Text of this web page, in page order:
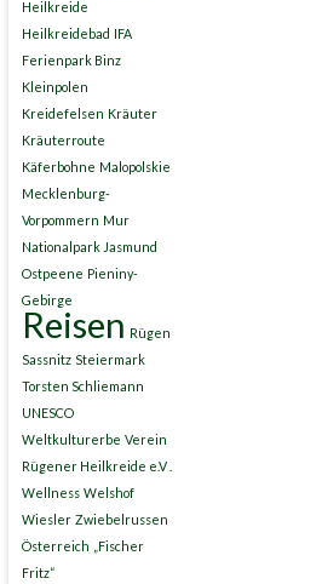
Heilkreide
Heilkreidebad IFA
Ferienpark Binz
Kleinpolen
Kreidefelsen Kräuter
Kräuterroute
Käferbohne Malopolskie
Mecklenburg-
Vorpommern Mur
Nationalpark Jasmund
Ostpeene Pieniny-
Gebirge
Reisen Rügen
Sassnitz Steiermark
Torsten Schliemann
UNESCO
Weltkulturerbe Verein
Rügener Heilkreide e.V .
Wellness Welshof
Wiesler Zwiebelrussen
Österreich „Fischer
Fritz“